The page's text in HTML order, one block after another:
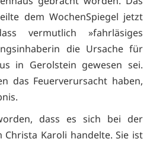
dem WochenSpiegel jetzt
vermutlich »fahrläsiges
die Ursache für
in Gerolstein gewesen sei.
das Feuerverursacht haben,
dass es sich bei der
Karoli handelte. Sie ist